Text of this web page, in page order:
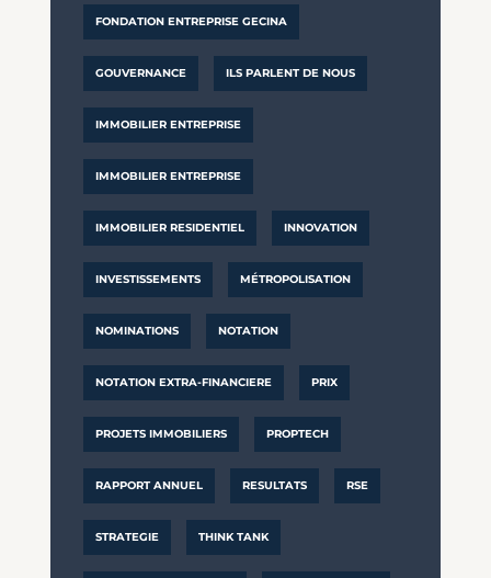
FONDATION ENTREPRISE GECINA
GOUVERNANCE ILS PARLENT DE NOUS
IMMOBILIER ENTREPRISE
IMMOBILIER ENTREPRISE
IMMOBILIER RESIDENTIEL INNOVATION
INVESTISSEMENTS MÉTROPOLISATION
NOMINATIONS NOTATION
NOTATION EXTRA-FINANCIERE PRIX
PROJETS IMMOBILIERS PROPTECH
RAPPORT ANNUEL RESULTATS RSE
STRATEGIE THINK TANK